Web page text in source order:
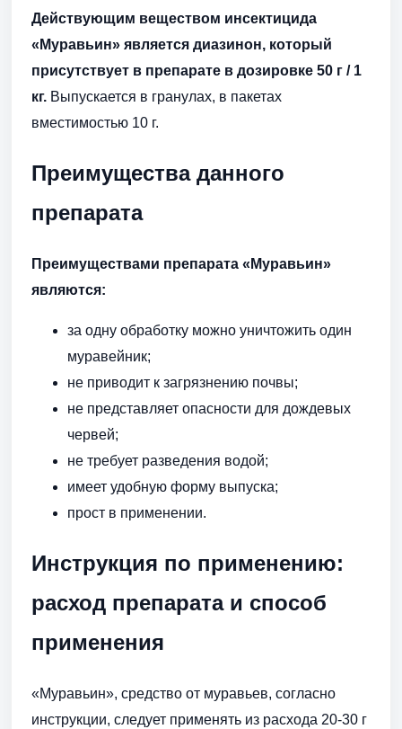
Действующим веществом инсектицида
«Муравьин» является диазинон, который
присутствует в препарате в дозировке 50 г / 1
кг. Выпускается в гранулах, в пакетах
вместимостью 10 г.
Преимущества данного
препарата
Преимуществами препарата «Муравьин»
являются:
за одну обработку можно уничтожить один
муравейник;
не приводит к загрязнению почвы;
не представляет опасности для дождевых
червей;
не требует разведения водой;
имеет удобную форму выпуска;
прост в применении.
Инструкция по применению:
расход препарата и способ
применения
«Муравьин», средство от муравьев, согласно
инструкции, следует применять из расхода 20-30 г